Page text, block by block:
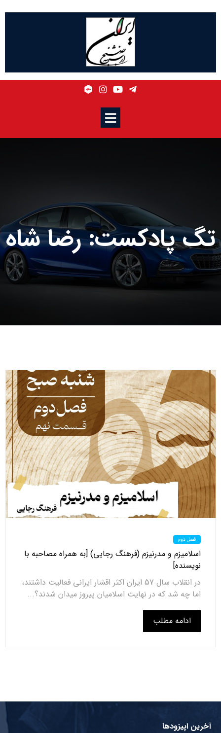
تگ پادکست: رضا شاه
فصل دوم
اسلامیزم و مدرنیزم (فرهنگ رجایی) [به همراه مصاحبه با
نویسنده]
در انقلاب سال 57 ایران اکثر اقشار ایرانی فعالیت داشتند،
اما چه شد که در نهایت اسلامیان پیروز میدان شدند؟...
ادامه مطلب
آخرین اپیزودها